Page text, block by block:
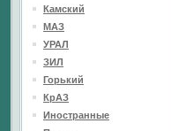
Камский
МАЗ
УРАЛ
ЗИЛ
Горький
КрАЗ
Иностранные